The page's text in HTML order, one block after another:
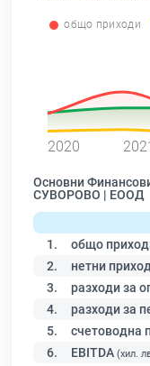
общо приходи
2020
Основни
СУВОРОВО | ЕООД
1. общо
2. нетни
3. разходи за
4. разходи за
5. счетоводна
6. EBITDA (хил.